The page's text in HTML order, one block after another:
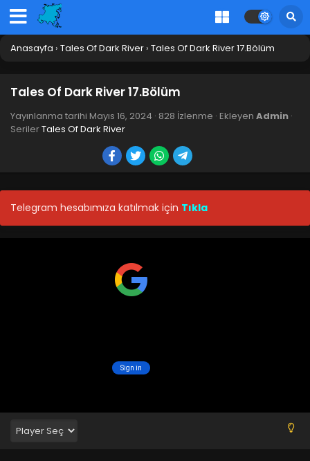
Anasayfa › Tales Of Dark River › Tales Of Dark River 17.Bölüm
Tales Of Dark River 17.Bölüm
Yayınlanma tarihi Mayıs 16, 2024 · 828 İzlenme · Ekleyen Admin ·
SerilerTales Of Dark River
Telegram hesabımıza katılmak için Tıkla